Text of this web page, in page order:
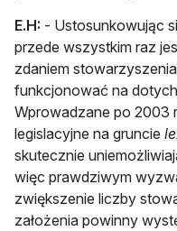
E.H: - Ustosunkowując
przede wszystkim raz
zdaniem
funkcjonować na
Wprowadzane po 2003
legislacyjne na gruncie
skutecznie
więc prawdziwym
zwiększenie liczby
założenia powinny